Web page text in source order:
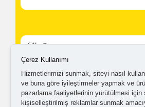
Kampanyalardan ve
olabilmem için tarafımaticari
Çerez Kullanımı
Hizmetlerimizi sunmak, siteyi nasıl
ve buna göre iyileştirmeler yapmak ve
pazarlama faaliyetlerinin yürütülmesi için
kişiselleştirilmiş reklamlar sunmak